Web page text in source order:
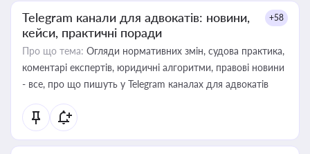
Telegram канали для адвокатів: новини,
кейси, практичні поради
+58
Про що тема: Огляди нормативних змін, судова практика,
коментарі експертів, юридичні алгоритми, правові новини
- все, про що пишуть у Telegram каналах для адвокатів